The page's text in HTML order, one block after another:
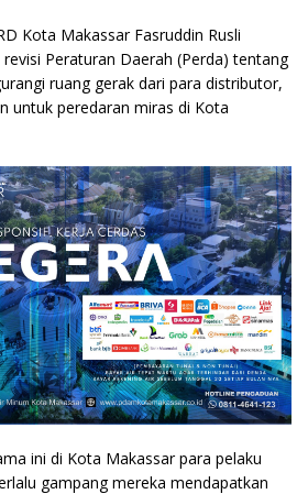
Kota Makassar Fasruddin Rusli
Peraturan Daerah (Perda) tentang
ruang gerak dari para distributor,
untuk peredaran miras di Kota
ini di Kota Makassar para pelaku
gampang mereka mendapatkan